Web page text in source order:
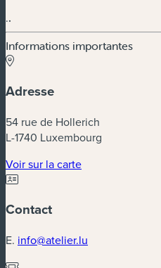
..
Informations importantes
Adresse
54 rue de Hollerich
L-1740 Luxembourg
Voir sur la carte(nouvelle fenêtre)
Contact
E. info@atelier.lu